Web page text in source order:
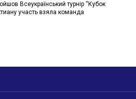
Всеукраїнський турнір “Кубок
участь взяла команда